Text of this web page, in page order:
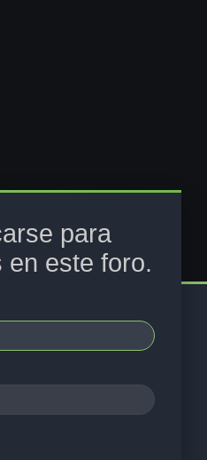
para
en este foro.